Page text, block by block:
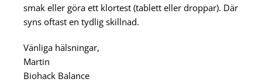
smak eller göra ett klortest (tablett eller droppar). Där
syns oftast en tydlig skillnad.
Vänliga hälsningar,
Martin
Biohack Balance